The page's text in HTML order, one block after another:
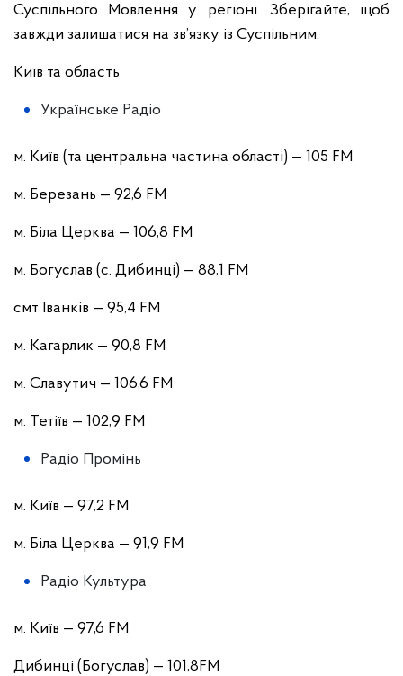
Суспільного Мовлення у регіоні. Зберігайте, щоб
завжди залишатися на зв’язку із Суспільним.
Київ та область
Українське Радіо
м. Київ (та центральна частина області) — 105 FM
м. Березань — 92,6 FM
м. Біла Церква — 106,8 FM
м. Богуслав (с. Дибинці) — 88,1 FM
смт Іванків — 95,4 FM
м. Кагарлик — 90,8 FM
м. Славутич — 106,6 FM
м. Тетіїв — 102,9 FM
Радіо Промінь
м. Київ — 97,2 FM
м. Біла Церква — 91,9 FM
Радіо Культура
м. Київ — 97,6 FM
Дибинці (Богуслав) — 101,8FM